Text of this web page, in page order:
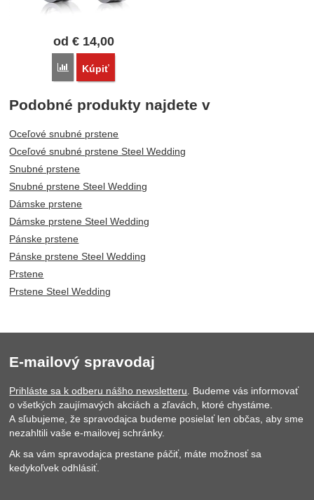
od €14,00
Porovnať
Kúpiť
Podobné produkty najdete v
Oceľové snubné prstene
Oceľové snubné prstene Steel Wedding
Snubné prstene
Snubné prstene Steel Wedding
Dámske prstene
Dámske prstene Steel Wedding
Pánske prstene
Pánske prstene Steel Wedding
Prstene
Prstene Steel Wedding
E-mailový spravodaj
Prihláste sa k odberu nášho newsletteru. Budeme vás informovať
o všetkých zaujímavých akciách a zľavách, ktoré chystáme.
A sľubujeme, že spravodajca budeme posielať len občas, aby sme
nezahltili vaše e-mailovej schránky.
Ak sa vám spravodajca prestane páčiť, máte možnosť sa
kedykoľvek odhlásiť.